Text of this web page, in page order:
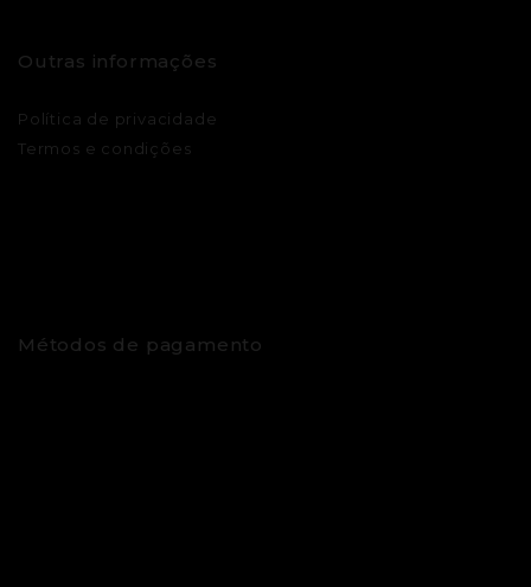
Outras informações
Política de privacidade
Termos e condições
Métodos de pagamento